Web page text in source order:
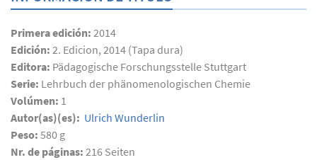
Primera edición: 2014
Edición: 2. Edicion, 2014 (Tapa dura)
Editora: Pädagogische Forschungsstelle Stuttgart
Serie: Lehrbuch der phänomenologischen Chemie
Volúmen: 1
Autor(as)(es): Ulrich Wunderlin
Peso: 580 g
Nr. de páginas: 216 Seiten